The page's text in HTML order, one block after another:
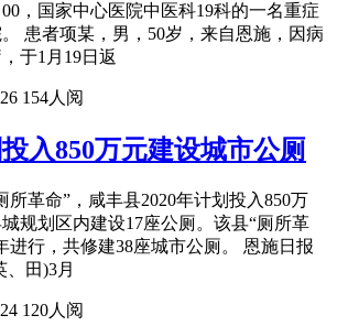
00，国家中心医院中医科19科的一名重症
患者项某，男，50岁，来自恩施，因病
于1月19日返
154人阅
入850万元建设城市公厕
所革命”，咸丰县2020年计划投入850万
规划区内建设17座公厕。该县“厕所革
进行，共修建38座城市公厕。 恩施日报
田)3月
120人阅